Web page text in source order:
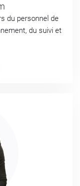
du personnel de
du suivi et